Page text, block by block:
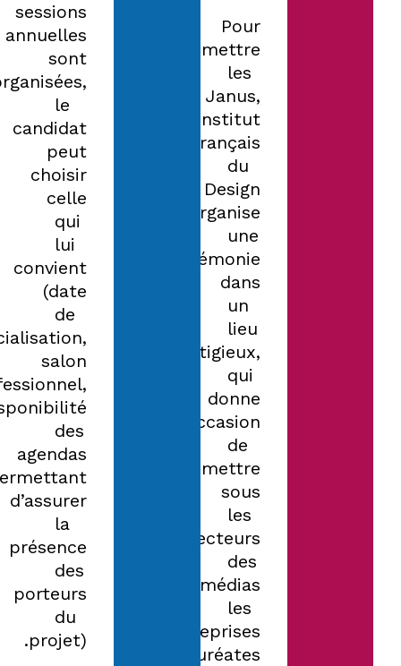
Pour
remettre
les
Janus,
l’Institut
Français
du
Design
organise
une
cérémonie
dans
un
lieu
prestigieux,
qui
donne
l’occasion
de
remettre
sous
les
projecteurs
des
médias
les
entreprises
lauréates
sessions
annuelles
sont
le
candidat
peut
choisir
celle
qui
lui
convient
(date
de
salon
des
agendas
d’assurer
la
présence
des
porteurs
du
projet).